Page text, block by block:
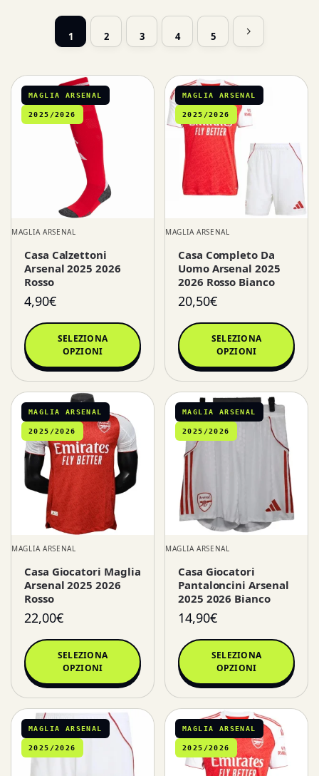
1 2 3 4 5
MAGLIA ARSENAL
2025/2026
MAGLIA ARSENAL
Casa Calzettoni
Arsenal 2025 2026
Rosso
4,90€
SELEZIONA
OPZIONI
MAGLIA ARSENAL
2025/2026
MAGLIA ARSENAL
Casa Completo Da
Uomo Arsenal 2025
2026 Rosso Bianco
20,50€
SELEZIONA
OPZIONI
MAGLIA ARSENAL
2025/2026
MAGLIA ARSENAL
Casa Giocatori Maglia
Arsenal 2025 2026
Rosso
22,00€
SELEZIONA
OPZIONI
MAGLIA ARSENAL
2025/2026
MAGLIA ARSENAL
Casa Giocatori
Pantaloncini Arsenal
2025 2026 Bianco
14,90€
SELEZIONA
OPZIONI
MAGLIA ARSENAL
2025/2026
MAGLIA ARSENAL
2025/2026